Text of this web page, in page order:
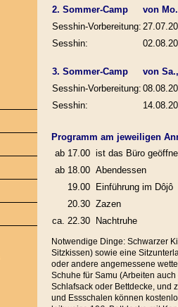
2. Sommer-Camp
von
Sesshin-Vorbereitung:
Sesshin:
3. Sommer-Camp
von
Sesshin-Vorbereitung:
Sesshin:
Programm am jeweiligen
ab 17.00 ist das Büro
ab 18.00 Abendessen
19.00
Einführung im Dôjô
20.30 Zazen
ca. 22.30
Nachtruhe
Notwendige Dinge: Schwarzer
Sitzkissen) sowie eine
oder andere angemessene
Schuhe für Samu (Arbeiten
Schlafsack oder Bettdecke, und
und Essschalen können